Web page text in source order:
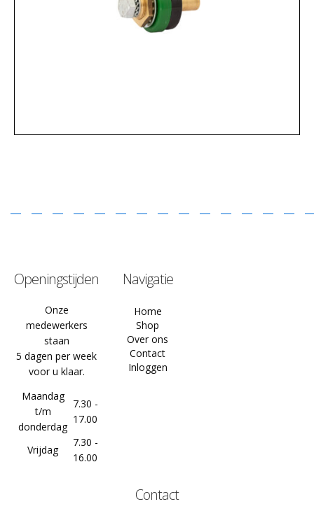
Openingstijden
Onze
medewerkers
staan
5 dagen per week
voor u klaar.
Maandag
t/m
donderdag
7.30 -
17.00
Vrijdag
7.30 -
16.00
Navigatie
Home
Shop
Over ons
Contact
Inloggen
Contact